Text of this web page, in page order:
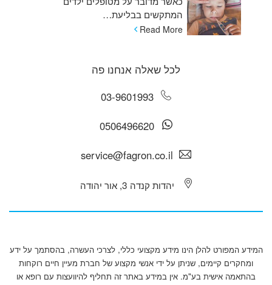
המתקשים בבליעת…
Read More
לכל שאלה אנחנו פה
03-9601993
0506496620
service@fagron.co.il
יהדות קנדה 3, אור יהודה
המידע המפורט להלן הינו מידע מקצועי כללי, לצרכי העשרה, בהסתמך על ידע
ומחקרים קיימים, שניתן על ידי אנשי מקצוע של חברת מעיין חיים רוקחות
בהתאמה אישית בע"מ. אין במידע באתר זה תחליף להיוועצות עם רופא או